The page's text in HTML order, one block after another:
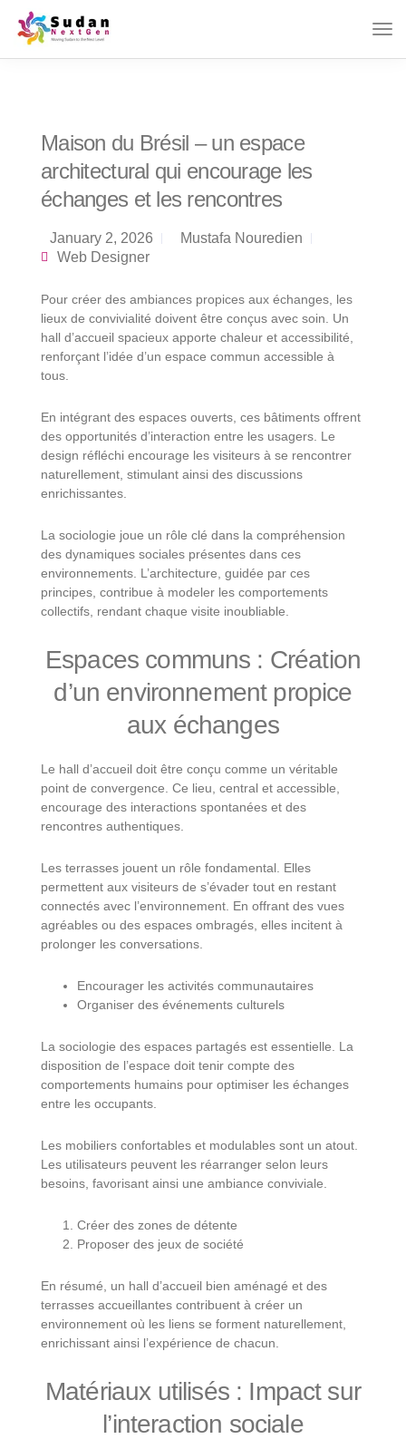
Maison du Brésil – un espace
architectural qui encourage les
échanges et les rencontres
January 2, 2026
Mustafa Nouredien
Web Designer
Pour créer des ambiances propices aux échanges, les
lieux de convivialité doivent être conçus avec soin. Un
hall d’accueil spacieux apporte chaleur et accessibilité,
renforçant l’idée d’un espace commun accessible à
tous.
En intégrant des espaces ouverts, ces bâtiments offrent
des opportunités d’interaction entre les usagers. Le
design réfléchi encourage les visiteurs à se rencontrer
naturellement, stimulant ainsi des discussions
enrichissantes.
La sociologie joue un rôle clé dans la compréhension
des dynamiques sociales présentes dans ces
environnements. L’architecture, guidée par ces
principes, contribue à modeler les comportements
collectifs, rendant chaque visite inoubliable.
Espaces communs : Création
d’un environnement propice
aux échanges
Le hall d’accueil doit être conçu comme un véritable
point de convergence. Ce lieu, central et accessible,
encourage des interactions spontanées et des
rencontres authentiques.
Les terrasses jouent un rôle fondamental. Elles
permettent aux visiteurs de s’évader tout en restant
connectés avec l’environnement. En offrant des vues
agréables ou des espaces ombragés, elles incitent à
prolonger les conversations.
Encourager les activités communautaires
Organiser des événements culturels
La sociologie des espaces partagés est essentielle. La
disposition de l’espace doit tenir compte des
comportements humains pour optimiser les échanges
entre les occupants.
Les mobiliers confortables et modulables sont un atout.
Les utilisateurs peuvent les réarranger selon leurs
besoins, favorisant ainsi une ambiance conviviale.
Créer des zones de détente
Proposer des jeux de société
En résumé, un hall d’accueil bien aménagé et des
terrasses accueillantes contribuent à créer un
environnement où les liens se forment naturellement,
enrichissant ainsi l’expérience de chacun.
Matériaux utilisés : Impact sur
l’interaction sociale